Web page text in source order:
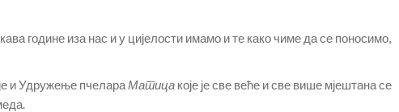
године иза нас и у цијелости имамо и те како чиме да се поносимо,
и Удружење пчелараМатица које је све веће и све више мјештана се